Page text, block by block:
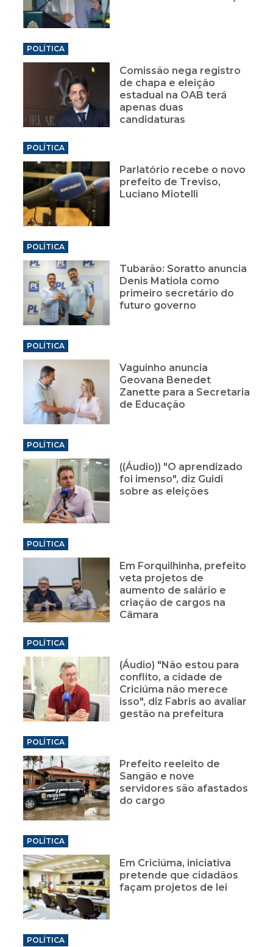
POLÍTICA
Comissão nega registro
de chapa e eleição
estadual na OAB terá
apenas duas
candidaturas
POLÍTICA
Parlatório recebe o novo
prefeito de Treviso,
Luciano Miotelli
POLÍTICA
Tubarão: Soratto anuncia
Denis Matiola como
primeiro secretário do
futuro governo
POLÍTICA
Vaguinho anuncia
Geovana Benedet
Zanette para a Secretaria
de Educação
POLÍTICA
((Áudio)) "O aprendizado
foi imenso", diz Guidi
sobre as eleições
POLÍTICA
Em Forquilhinha, prefeito
veta projetos de
aumento de salário e
criação de cargos na
Câmara
POLÍTICA
(Áudio) "Não estou para
conflito, a cidade de
Criciúma não merece
isso", diz Fabris ao avaliar
gestão na prefeitura
POLÍTICA
Prefeito reeleito de
Sangão e nove
servidores são afastados
do cargo
POLÍTICA
Em Criciúma, iniciativa
pretende que cidadãos
façam projetos de lei
POLÍTICA